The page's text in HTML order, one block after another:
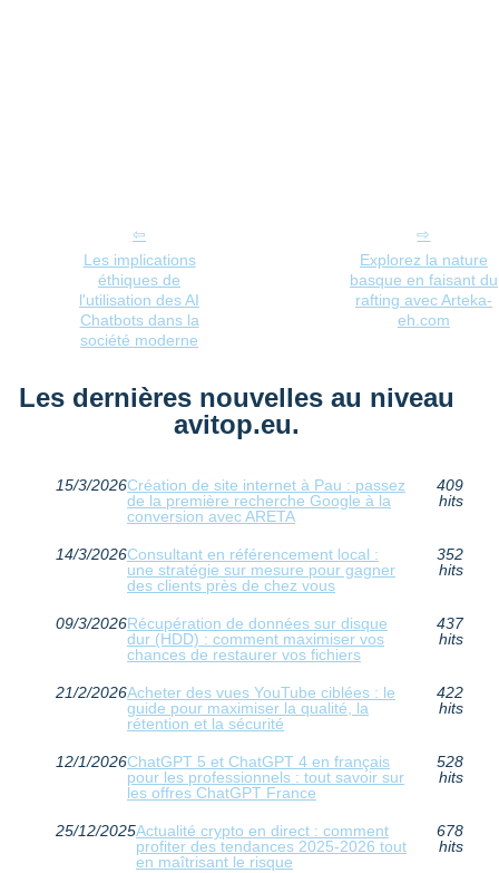
Les implications
éthiques de
l'utilisation des AI
Chatbots dans la
société moderne
Explorez la nature
basque en faisant du
rafting avec Arteka-
eh.com
Les dernières nouvelles au niveau
avitop.eu.
15/3/2026Création de site internet à Pau : passez
de la première recherche Google à la
conversion avec ARETA
409
hits
14/3/2026Consultant en référencement local :
une stratégie sur mesure pour gagner
des clients près de chez vous
352
hits
09/3/2026Récupération de données sur disque
dur (HDD) : comment maximiser vos
chances de restaurer vos fichiers
437
hits
21/2/2026Acheter des vues YouTube ciblées : le
guide pour maximiser la qualité, la
rétention et la sécurité
422
hits
12/1/2026ChatGPT 5 et ChatGPT 4 en français
pour les professionnels : tout savoir sur
les offres ChatGPT France
528
hits
25/12/2025Actualité crypto en direct : comment
profiter des tendances 2025-2026 tout
en maîtrisant le risque
678
hits